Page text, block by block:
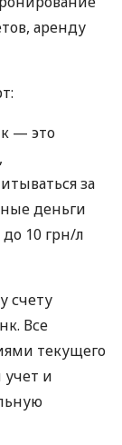
аренду
— это
за
деньги
10 грн/л
счету
Все
текущего
и